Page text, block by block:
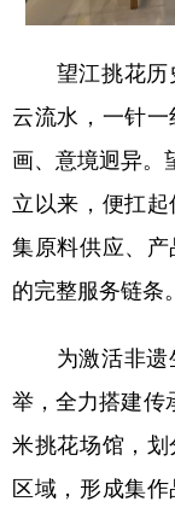
辽宁
山东
广东
四川
新疆
多语种频道
望江挑花历
云流水，一针
画、意境迥异。
立以来，便扛
集原料供应、
的完整服务链条。
为激活非遗
举，全力搭建传
米挑花场馆，
区域，形成集